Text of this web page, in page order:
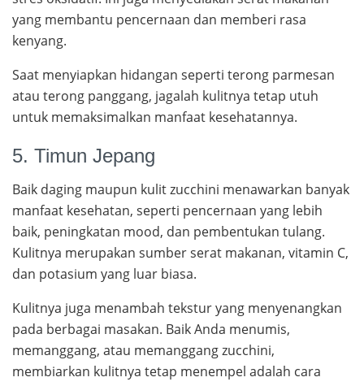
yang membantu pencernaan dan memberi rasa
kenyang.
Saat menyiapkan hidangan seperti terong parmesan
atau terong panggang, jagalah kulitnya tetap utuh
untuk memaksimalkan manfaat kesehatannya.
5. Timun Jepang
Baik daging maupun kulit zucchini menawarkan banyak
manfaat kesehatan, seperti pencernaan yang lebih
baik, peningkatan mood, dan pembentukan tulang.
Kulitnya merupakan sumber serat makanan, vitamin C,
dan potasium yang luar biasa.
Kulitnya juga menambah tekstur yang menyenangkan
pada berbagai masakan. Baik Anda menumis,
memanggang, atau memanggang zucchini,
membiarkan kulitnya tetap menempel adalah cara